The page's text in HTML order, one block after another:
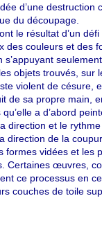
d’une destruction
du découpage.
le résultat d’un
des couleurs et des
s’appuyant
objets trouvés, sur
violent de césure,
de sa propre main,
a d’abord
direction et le
direction de la
formes vidées et les
Certaines œuvres,
ce processus en
couches de toile